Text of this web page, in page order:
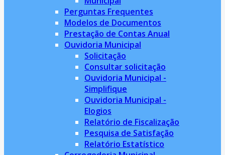
Perguntas Frequentes
Modelos de Documentos
Prestação de Contas Anual
Ouvidoria Municipal
Solicitação
Consultar solicitação
Ouvidoria Municipal -
Simplifique
Ouvidoria Municipal -
Elogios
Relatório de Fiscalização
Pesquisa de Satisfação
Relatório Estatístico